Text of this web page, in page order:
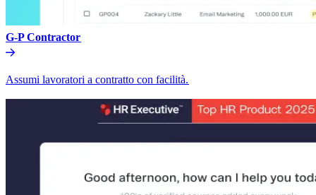
G-P Contractor​​
Assumi lavoratori a contratto con facilità.​​